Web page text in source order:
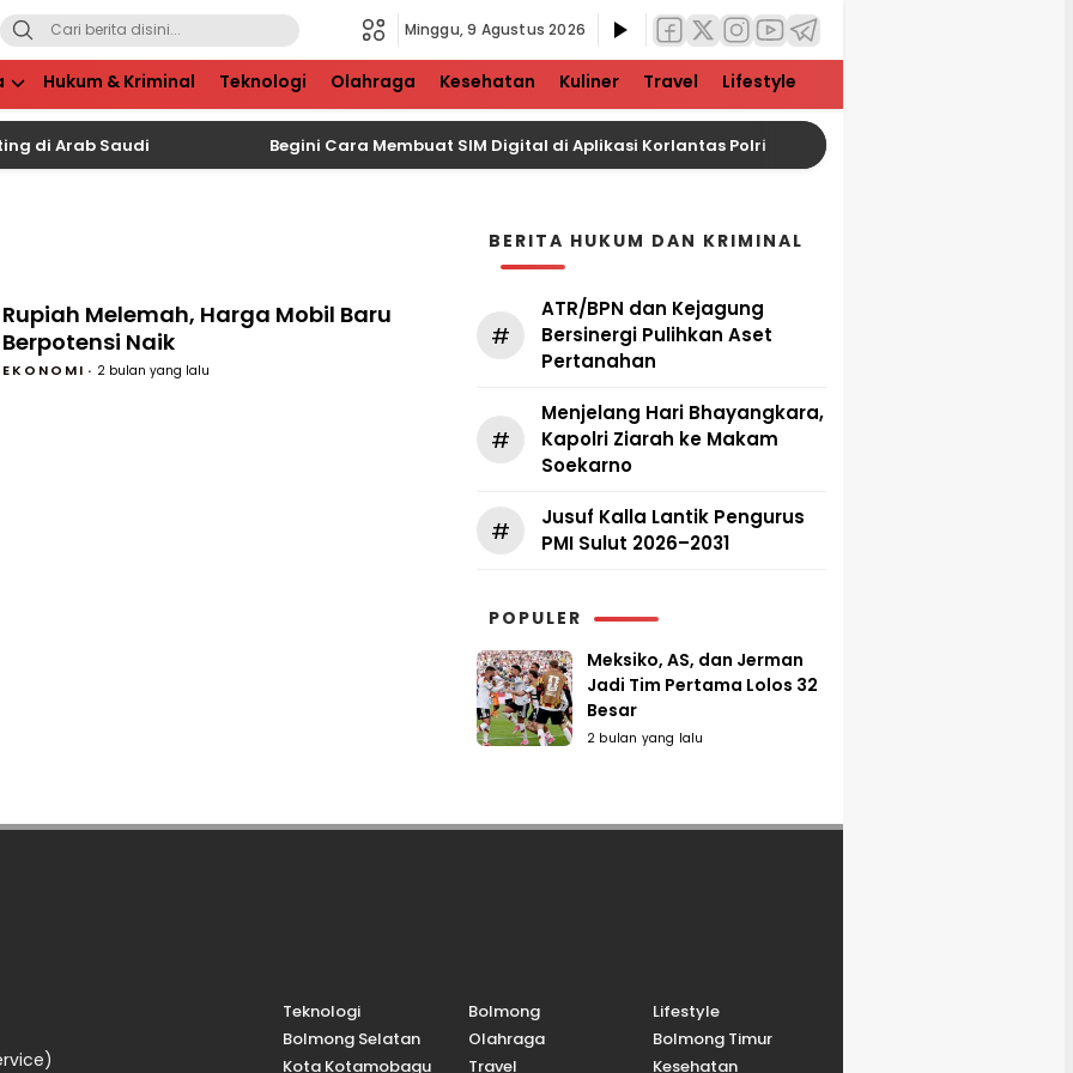
Minggu, 9 Agustus 2026
Hukum & Kriminal Teknologi Olahraga Kesehatan Kuliner Travel Lifestyle
di Arab Saudi Begini Cara Membuat SIM Digital di Aplikasi Korlantas Polri
Rupiah Melemah, Harga Mobil Baru
Berpotensi Naik
EKONOMI 2 bulan yang lalu
BERITA HUKUM DAN KRIMINAL
#
ATR/BPN dan Kejagung
Bersinergi Pulihkan Aset
Pertanahan
#
Menjelang Hari Bhayangkara,
Kapolri Ziarah ke Makam
Soekarno
#
Jusuf Kalla Lantik Pengurus
PMI Sulut 2026–2031
POPULER
Meksiko, AS, dan Jerman
Jadi Tim Pertama Lolos 32
Besar
2 bulan yang lalu
Teknologi Bolmong
Lifestyle
Bolmong Selatan
Olahraga
Bolmong Timur
Kota Kotamobagu
Travel Kesehatan